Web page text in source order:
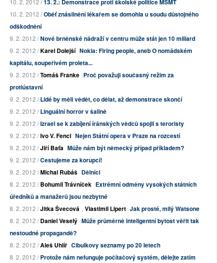
10. 2. 2012 /13. 2.: Demonstrace proti školské politice MŠMT
10. 2. 2012 /Oběť znásilnění lékařem se domohla u soudu důstojného
odškodnění
9. 2. 2012 /Nové brněnské nádraží v centru může stát jen 10 miliard
9. 2. 2012 /Karel Dolejší Nokia: Firing people, aneb O nomádském
kapitálu, soupeřivém proleta...
9. 2. 2012 /Tomáš Franke Proč považuji současný režim za
protiústavní
9. 2. 2012 /Lidé by měli vědět, co dělat, až demonstrace skončí
9. 2. 2012 /Linguální horror v šalině
9. 2. 2012 /Izrael se k zabíjení íránských vědců spojil s teroristy
9. 2. 2012 /Ivo V. Fencl Nejen Státní opera v Praze na rozcestí
9. 2. 2012 /Jiří Baťa Může nám být německý případ příkladem?
9. 2. 2012 /Cestujeme za korupcí!
9. 2. 2012 /Michal Rubáš Dělníci
8. 2. 2012 /Bohumil Trávníček Extrémní odměny vysokých státních
úředníků a manažerů jsou nezbytné
8. 2. 2012 /Jitka Švecová , Vlastimil Lipert Jak prosté, milý Watsone
8. 2. 2012 /Daniel Veselý Může průměrně inteligentní bytost věřit tak
nestoudné propagandě?
8. 2. 2012 /Aleš Uhlíř Cibulkovy seznamy po 20 letech
8. 2. 2012 /Protože nám nefunguje počítačový systém, dělejte zatím